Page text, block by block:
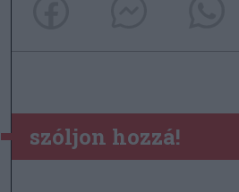
szóljon hozzá!